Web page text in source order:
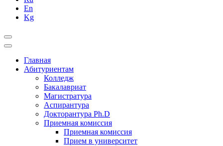
En
Kg
Главная
Абитуриентам
Колледж
Бакалавриат
Магистратура
Аспирантура
Докторантура Ph.D
Приемная комиссия
Приемная комиссия
Прием в университет